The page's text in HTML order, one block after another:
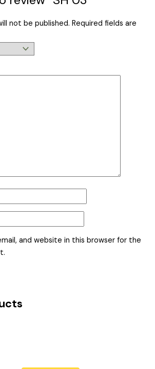
not be published. Required fields are
and website in this browser for the